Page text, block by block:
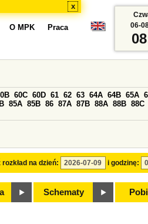
x
O MPK Praca
na dzień: i godzinę:
60C 60D 61 62 63 64A 64B 65A
85A 85B 86 87A 87B 88A 88B 88C
Schematy
06-